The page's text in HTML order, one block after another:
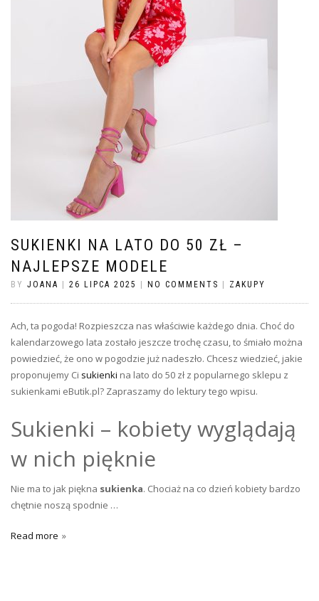
SUKIENKI NA LATO DO 50 ZŁ –
NAJLEPSZE MODELE
BY JOANA | 26 LIPCA 2025 | NO COMMENTS | ZAKUPY
Ach, ta pogoda! Rozpieszcza nas właściwie każdego dnia. Choć do
kalendarzowego lata zostało jeszcze trochę czasu, to śmiało można
powiedzieć, że ono w pogodzie już nadeszło. Chcesz wiedzieć, jakie
proponujemy Ci sukienki na lato do 50 zł z popularnego sklepu z
sukienkami eButik.pl? Zapraszamy do lektury tego wpisu.
Sukienki – kobiety wyglądają
w nich pięknie
Nie ma to jak piękna sukienka. Chociaż na co dzień kobiety bardzo
chętnie noszą spodnie …
Read more